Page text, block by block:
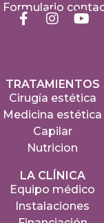
Formulario
TRATAMIENTOS
Cirugía estética
Medicina estética
Capilar
Nutricion
LA CLÍNICA
Equipo médico
Instalaciones